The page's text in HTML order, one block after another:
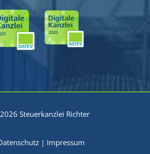
Steuerkanzlei Richter
| Impressum